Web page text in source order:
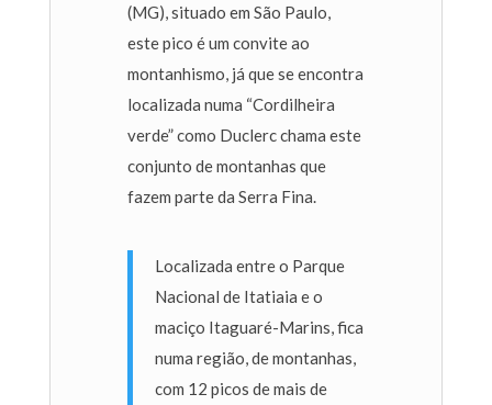
(MG), situado em São Paulo,
este pico é um convite ao
montanhismo, já que se encontra
localizada numa “Cordilheira
verde” como Duclerc chama este
conjunto de montanhas que
fazem parte da Serra Fina.
Localizada entre o Parque
Nacional de Itatiaia e o
maciço Itaguaré-Marins, fica
numa região, de montanhas,
com 12 picos de mais de